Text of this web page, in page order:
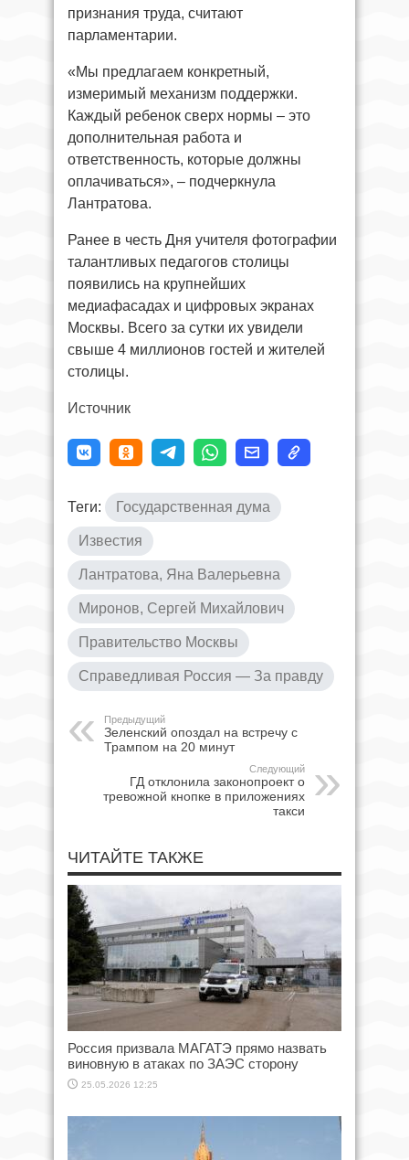
признания труда, считают
парламентарии.
«Мы предлагаем конкретный,
измеримый механизм поддержки.
Каждый ребенок сверх нормы – это
дополнительная работа и
ответственность, которые должны
оплачиваться», – подчеркнула
Лантратова.
Ранее в честь Дня учителя фотографии
талантливых педагогов столицы
появились на крупнейших
медиафасадах и цифровых экранах
Москвы. Всего за сутки их увидели
свыше 4 миллионов гостей и жителей
столицы.
Источник
Теги: Государственная дума
Известия
Лантратова, Яна Валерьевна
Миронов, Сергей Михайлович
Правительство Москвы
Справедливая Россия — За правду
Предыдущий
Зеленский опоздал на встречу с
Трампом на 20 минут
Следующий
ГД отклонила законопроект о
тревожной кнопке в приложениях
такси
ЧИТАЙТЕ ТАКЖЕ
Россия призвала МАГАТЭ прямо назвать
виновную в атаках по ЗАЭС сторону
25.05.2026 12:25